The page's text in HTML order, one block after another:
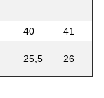
40
41
25,5 26